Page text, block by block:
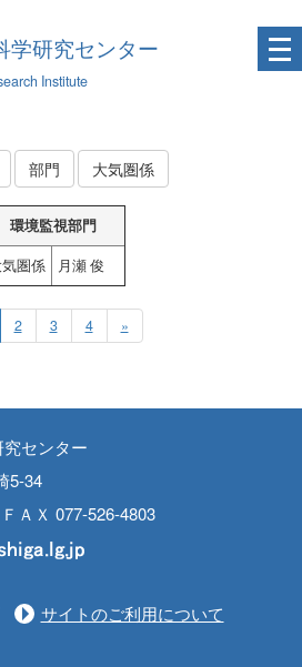
学研究センター
Institute
部門 大気圏係
環境監視部門
圏係
月瀬 俊
2 3 4 »
センター
5-34
ＡＸ 077-526-4803
サイトのご利用について